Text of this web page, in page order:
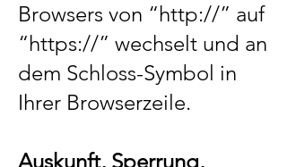
Browsers von “http://” auf
“https://” wechselt und an
dem Schloss-Symbol in
Ihrer Browserzeile.
Auskunft, Sperrung,